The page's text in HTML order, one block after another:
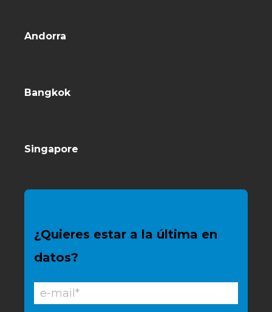
Andorra
Bangkok
Singapore
¿Quieres estar a la última en
datos?